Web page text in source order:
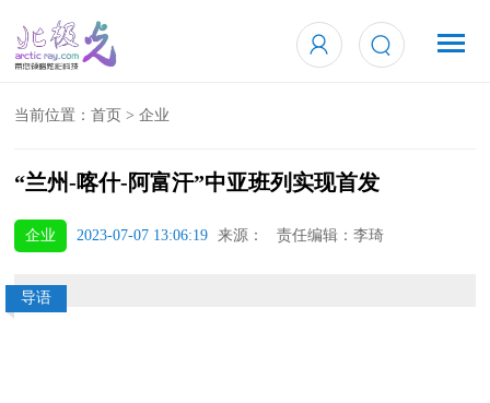
当前位置：首页 >企业
“兰州-喀什-阿富汗”中亚班列实现首发
企业 2023-07-07 13:06:19 来源： 责任编辑：李琦
导语